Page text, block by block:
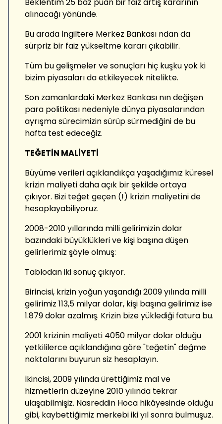
alınacağı yönünde.
Bu arada İngiltere Merkez Bankası ndan da
sürpriz bir faiz yükseltme kararı çıkabilir.
Tüm bu gelişmeler ve sonuçları hiç kuşku yok ki
bizim piyasaları da etkileyecek nitelikte.
Son zamanlardaki Merkez Bankası nın değişen
para politikası nedeniyle dünya piyasalarından
ayrışma sürecimizin sürüp sürmediğini de bu
hafta test edeceğiz.
TEĞETİN MALİYETİ
Büyüme verileri açıklandıkça yaşadığımız küresel
krizin maliyeti daha açık bir şekilde ortaya
çıkıyor. Bizi teğet geçen (!) krizin maliyetini de
hesaplayabiliyoruz.
2008-2010 yıllarında milli gelirimizin dolar
bazındaki büyüklükleri ve kişi başına düşen
gelirlerimiz şöyle olmuş:
Tablodan iki sonuç çıkıyor.
Birincisi, krizin yoğun yaşandığı 2009 yılında milli
gelirimiz 113,5 milyar dolar, kişi başına gelirimiz ise
1.879 dolar azalmış. Krizin bize yüklediği fatura bu.
2001 krizinin maliyeti 4050 milyar dolar olduğu
yetkililerce açıklandığına göre "teğetin" değme
noktalarını buyurun siz hesaplayın.
İkincisi, 2009 yılında ürettiğimiz mal ve
hizmetlerin düzeyine 2010 yılında tekrar
ulaşabilmişiz. Nasreddin Hoca hikâyesinde olduğu
gibi, kaybettiğimiz merkebi iki yıl sonra bulmuşuz.